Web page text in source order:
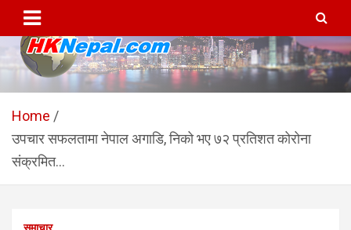
content
HKNepal.com – हङकङबाट
सञ्चालित पहिलो नेपाली अनलाईन
पत्रिका
hknepal, hknepal.com, hk nepal, hk nepal com
Home
उपचार सफलतामा नेपाल अगाडि, निको भए ७२ प्रतिशत कोरोना
संक्रमित…